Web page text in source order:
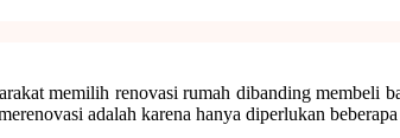
memilih renovasi rumah dibanding membeli
adalah karena hanya diperlukan